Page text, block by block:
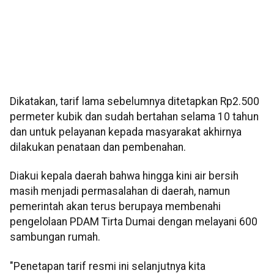
Dikatakan, tarif lama sebelumnya ditetapkan Rp2.500
permeter kubik dan sudah bertahan selama 10 tahun
dan untuk pelayanan kepada masyarakat akhirnya
dilakukan penataan dan pembenahan.
Diakui kepala daerah bahwa hingga kini air bersih
masih menjadi permasalahan di daerah, namun
pemerintah akan terus berupaya membenahi
pengelolaan PDAM Tirta Dumai dengan melayani 600
sambungan rumah.
"Penetapan tarif resmi ini selanjutnya kita